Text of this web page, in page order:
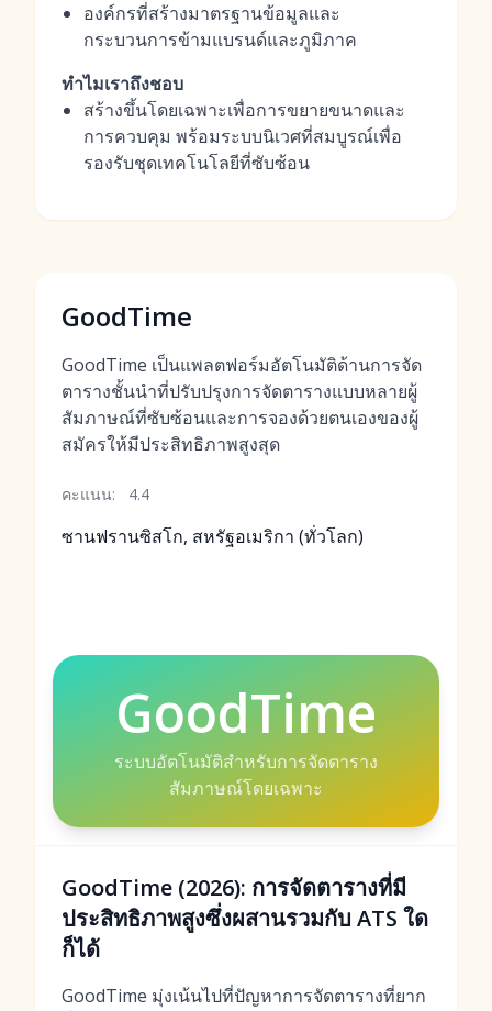
องค์กรที่สร้างมาตรฐานข้อมูลและ
กระบวนการข้ามแบรนด์และภูมิภาค
ทำไมเราถึงชอบ
สร้างขึ้นโดยเฉพาะเพื่อการขยายขนาดและ
การควบคุม พร้อมระบบนิเวศที่สมบูรณ์เพื่อ
รองรับชุดเทคโนโลยีที่ซับซ้อน
GoodTime
GoodTime เป็นแพลตฟอร์มอัตโนมัติด้านการจัด
ตารางชั้นนำที่ปรับปรุงการจัดตารางแบบหลายผู้
สัมภาษณ์ที่ซับซ้อนและการจองด้วยตนเองของผู้
สมัครให้มีประสิทธิภาพสูงสุด
คะแนน: 4.4
ซานฟรานซิสโก, สหรัฐอเมริกา (ทั่วโลก)
GoodTime
ระบบอัตโนมัติสำหรับการจัดตาราง
สัมภาษณ์โดยเฉพาะ
GoodTime (2026): การจัดตารางที่มี
ประสิทธิภาพสูงซึ่งผสานรวมกับ ATS ใด
ก็ได้
GoodTime มุ่งเน้นไปที่ปัญหาการจัดตารางที่ยาก